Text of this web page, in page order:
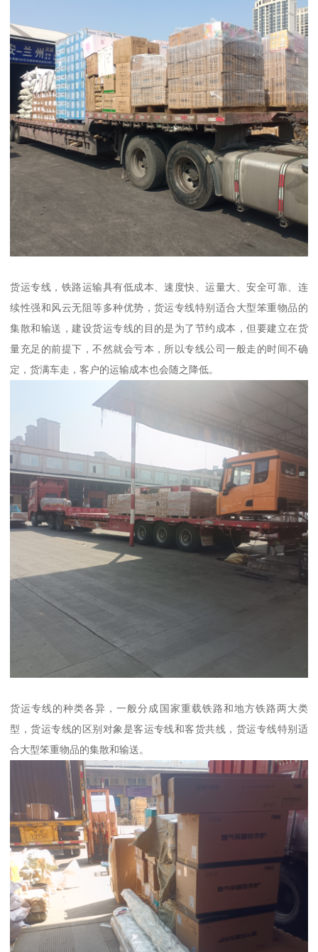
货运专线，铁路运输具有低成本、速度快、运量大、安全可靠、连
续性强和风云无阻等多种优势，货运专线特别适合大型笨重物品的
集散和输送，建设货运专线的目的是为了节约成本，但要建立在货
量充足的前提下，不然就会亏本，所以专线公司一般走的时间不确
定，货满车走，客户的运输成本也会随之降低。
货运专线的种类各异，一般分成国家重载铁路和地方铁路两大类
型，货运专线的区别对象是客运专线和客货共线，货运专线特别适
合大型笨重物品的集散和输送。